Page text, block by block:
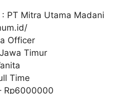
PT Mitra Utama Madani
Officer
Timur
Time
Rp6000000